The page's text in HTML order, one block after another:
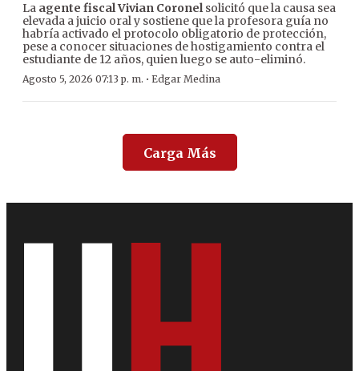
La agente fiscal Vivian Coronelsolicitó que la causa sea
elevada a juicio oral y sostiene que la profesora guía no
habría activado el protocolo obligatorio de protección,
pese a conocer situaciones de hostigamiento contra el
estudiante de 12 años, quien luego se auto-eliminó.
Agosto 5, 2026 07:13 p. m. · Edgar Medina
Carga Más